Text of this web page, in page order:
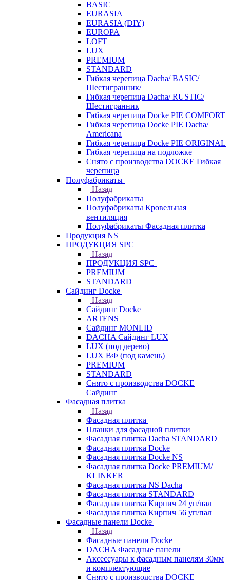
BASIC
EURASIA
EURASIA (DIY)
EUROPA
LOFT
LUX
PREMIUM
STANDARD
Гибкая черепица Dacha/ BASIC/
Шестигранник/
Гибкая черепица Dacha/ RUSTIC/
Шестигранник
Гибкая черепица Docke PIE COMFORT
Гибкая черепица Docke PIE Dacha/
Americana
Гибкая черепица Docke PIE ОRIGINАL
Гибкая черепица на подложке
Снято с производства DOCKE Гибкая
черепица
Полуфабрикаты
Назад
Полуфабрикаты
Полуфабрикаты Кровельная
вентиляция
Полуфабрикаты Фасадная плитка
Продукция NS
ПРОДУКЦИЯ SPC
Назад
ПРОДУКЦИЯ SPC
PREMIUM
STANDARD
Сайдинг Docke
Назад
Сайдинг Docke
ARTENS
Cайдинг MONLID
DACHA Сайдинг LUX
LUX (под дерево)
LUX ВФ (под камень)
PREMIUM
STANDARD
Снято с производства DOCKE
Сайдинг
Фасадная плитка
Назад
Фасадная плитка
Планки для фасадной плитки
Фасадная плитка Dacha STANDARD
Фасадная плитка Docke
Фасадная плитка Docke NS
Фасадная плитка Docke PREMIUM/
KLINKER
Фасадная плитка NS Dacha
Фасадная плитка STANDARD
Фасадная плитка Кирпич 24 уп/пал
Фасадная плитка Кирпич 56 уп/пал
Фасадные панели Docke
Назад
Фасадные панели Docke
DACHA Фасадные панели
Аксессуары к фасадным панелям 30мм
и комплектующие
Снято с производства DOCKE